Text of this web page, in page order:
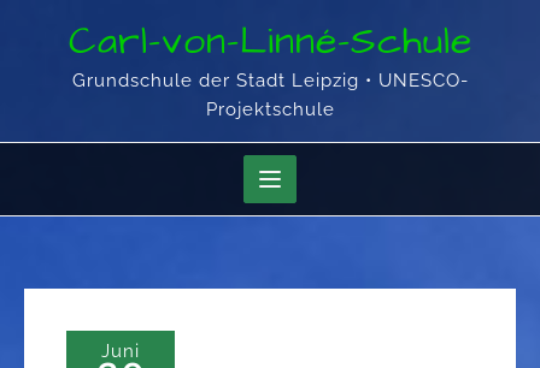
Carl-von-Linné-Schule
Grundschule der Stadt Leipzig • UNESCO-
Projektschule
Juni